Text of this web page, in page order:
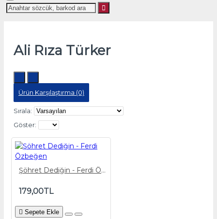
Ali Rıza Türker
Ürün Karşılaştırma (0)
Sırala:
Göster:
Şöhret Dediğin - Ferdi Özbeğen
179,00TL
Sepete Ekle